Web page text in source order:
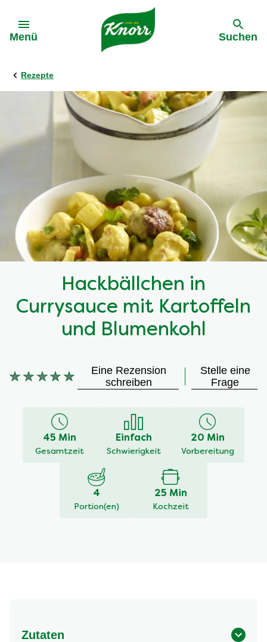
Menü Suchen
Rezepte
Hackbällchen in
Currysauce mit Kartoffeln
und Blumenkohl
Keine
abgegeben
Eine Rezension
schreiben
Stelle eine
Frage
45 Min
Gesamtzeit
Einfach
Schwierigkeit
20 Min
Vorbereitung
4
Portion(en)
25 Min
Kochzeit
Zutaten